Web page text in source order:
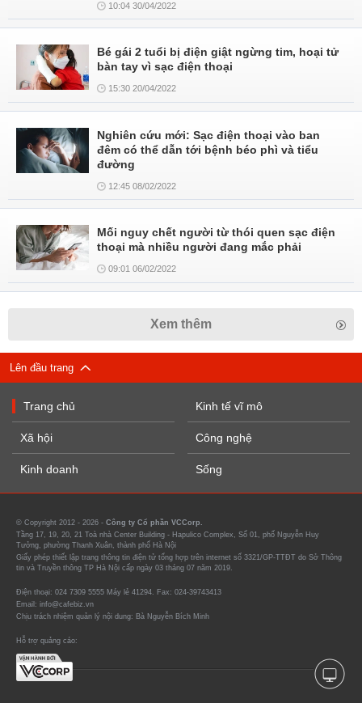
10:04 30/04/2022
Bé gái 2 tuổi bị điện giật ngừng tim, hoại tử
bàn tay vì sạc điện thoại
15:30 20/04/2022
Nghiên cứu mới: Sạc điện thoại vào ban
đêm có thể dẫn tới bệnh béo phì và tiểu
đường
12:45 08/02/2022
Mối nguy chết người từ thói quen sạc điện
thoại mà nhiều người đang mắc phải
09:01 06/02/2022
Xem thêm
Lên đầu trang
Trang chủ
Xã hội
Kinh doanh
Kinh tế vĩ mô
Công nghệ
Sống
© Copyright 2012 - 2026 - Công ty Cổ phần VCCorp.
Tầng 17, 19, 20, 21 Toà nhà Center Building - Hapulico Complex, Số 01, phố Nguyễn Huy
Tưởng, phường Thanh Xuân, thành phố Hà Nội
Giấy phép thiết lập trang thông tin điện tử tổng hợp trên internet số 3321/GP-TTĐT do Sở Thông
tin và Truyền thông TP Hà Nội cấp ngày 03 tháng 07 năm 2019.
Điện thoại: 024 7309 5555 Máy lẻ 41294. Fax: 024-39743413
Email: info@cafebiz.vn
Chịu trách nhiệm quản lý nội dung: Bà Nguyễn Bích Minh
Hỗ trợ quảng cáo: